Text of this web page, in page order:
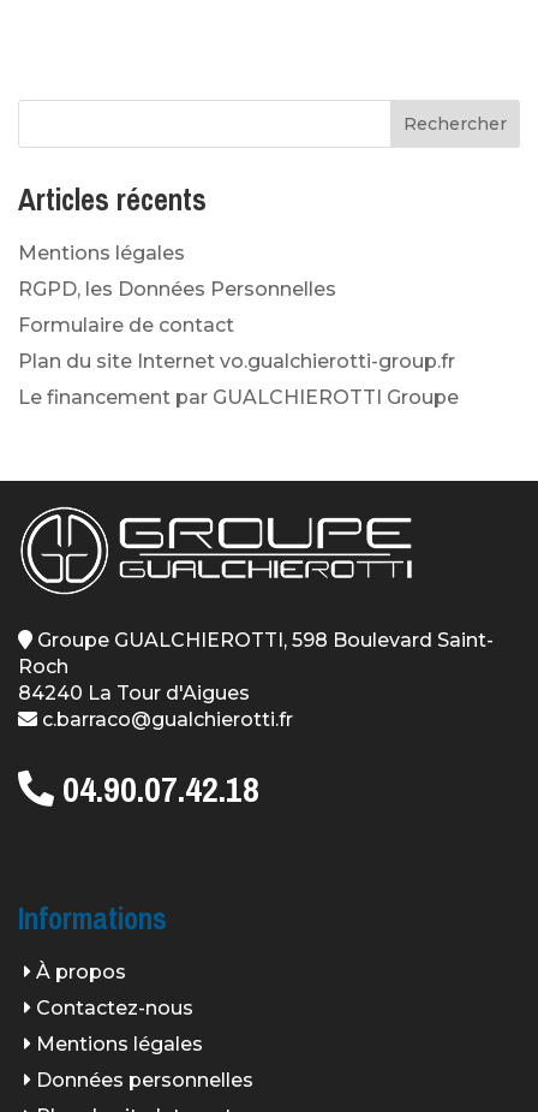
Articles récents
Mentions légales
RGPD, les Données Personnelles
Formulaire de contact
Plan du site Internet vo.gualchierotti-group.fr
Le financement par GUALCHIEROTTI Groupe
Groupe GUALCHIEROTTI, 598 Boulevard Saint-
Roch
84240 La Tour d'Aigues
c.barraco@gualchierotti.fr
04.90.07.42.18
Informations
À propos
Contactez-nous
Mentions légales
Données personnelles